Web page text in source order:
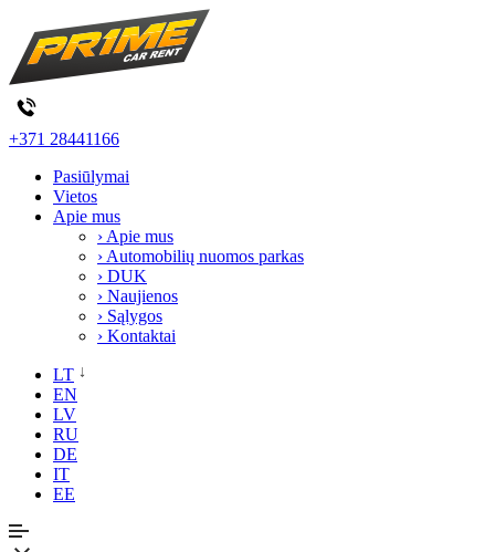
+371 28441166
Pasiūlymai
Vietos
Apie mus
› Apie mus
› Automobilių nuomos parkas
› DUK
› Naujienos
› Sąlygos
› Kontaktai
LT
EN
LV
RU
DE
IT
EE